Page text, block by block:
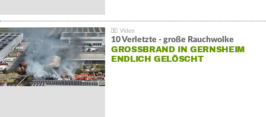
10 Verletzte - große Rauchwolke
GROSSBRAND IN GERNSHEIM E
NDLICH GELÖSCHT